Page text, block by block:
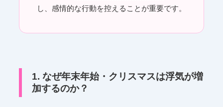
し、感情的な行動を控えることが重要です。
1. なぜ年末年始・クリスマスは浮気が増
加するのか？